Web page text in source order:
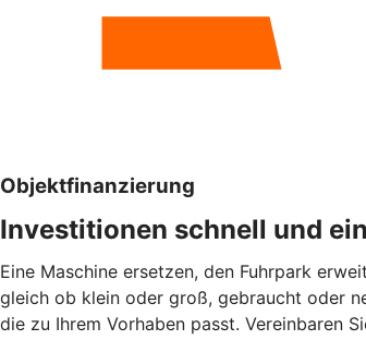
Objektfinanzierung
Investitionen schnell und
Eine Maschine ersetzen, den Fuhrpark
gleich ob klein oder groß, gebraucht oder
die zu Ihrem Vorhaben passt. Vereinbaren